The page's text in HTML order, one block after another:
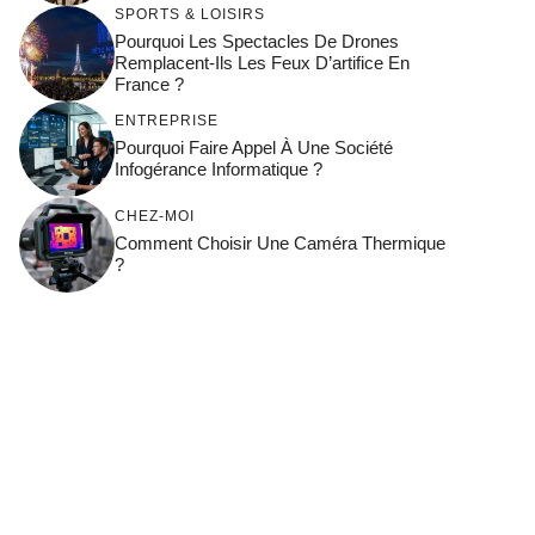
SPORTS & LOISIRS
Pourquoi Les Spectacles De Drones
Remplacent-Ils Les Feux D’artifice En
France ?
ENTREPRISE
Pourquoi Faire Appel À Une Société
Infogérance Informatique ?
CHEZ-MOI
Comment Choisir Une Caméra Thermique
?